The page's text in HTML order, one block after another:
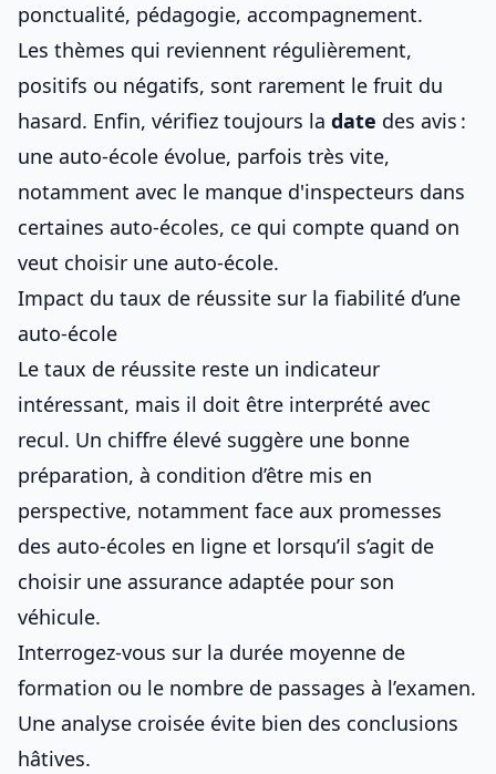
ponctualité, pédagogie, accompagnement.
Les thèmes qui reviennent régulièrement,
positifs ou négatifs, sont rarement le fruit du
hasard. Enfin, vérifiez toujours la date des avis :
une auto-école évolue, parfois très vite,
notamment avec le manque d'inspecteurs dans
certaines auto-écoles, ce qui compte quand on
veut choisir une auto-école.
Impact du taux de réussite sur la fiabilité d’une
auto-école
Le taux de réussite reste un indicateur
intéressant, mais il doit être interprété avec
recul. Un chiffre élevé suggère une bonne
préparation, à condition d’être mis en
perspective, notamment face aux promesses
des auto-écoles en ligne et lorsqu’il s’agit de
choisir une assurance adaptée pour son
véhicule.
Interrogez-vous sur la durée moyenne de
formation ou le nombre de passages à l’examen.
Une analyse croisée évite bien des conclusions
hâtives.